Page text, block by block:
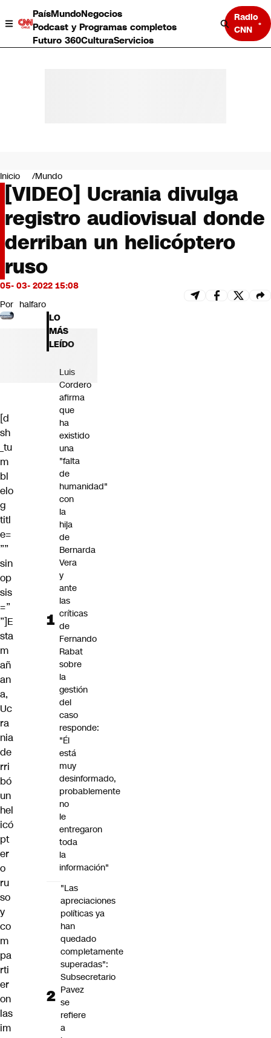
PaísMundoNegocios
Podcast y Programas completos
Futuro 360CulturaServicios
Radio
CNN
Negocios
Deportes
Programas completos
Cultura
Servicios
Bits
CNN tiempo
Futuro 360
Inicio Mundo
[VIDEO] Ucrania divulga
registro audiovisual donde
derriban un helicóptero
ruso
05- 03- 2022 15:08
Por halfaro
[d
sh
_tu
m
bl
elo
g
titl
e=
””
sin
op
sis
=”
”]E
sta
m
añ
an
a,
Uc
ra
nia
de
rri
bó
un
hel
icó
pt
er
o
ru
so
y
co
m
pa
rti
er
on
las
im
LO
MÁS
LEÍDO
Luis
Cordero
afirma
que
ha
existido
una
"falta
de
humanidad"
con
la
hija
de
Bernarda
Vera
y
ante
las
críticas
de
Fernando
Rabat
sobre
la
gestión
del
caso
responde:
"Él
está
muy
desinformado,
probablemente
no
le
entregaron
toda
la
información"
"Las
apreciaciones
políticas ya
han
quedado
completamente
superadas":
Subsecretario
Pavez
se
refiere
a